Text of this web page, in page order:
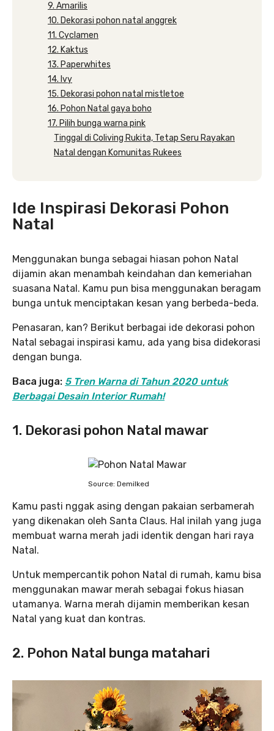
9. Amarilis
10. Dekorasi pohon natal anggrek
11. Cyclamen
12. Kaktus
13. Paperwhites
14. Ivy
15. Dekorasi pohon natal mistletoe
16. Pohon Natal gaya boho
17. Pilih bunga warna pink
Tinggal di Coliving Rukita, Tetap Seru Rayakan
Natal dengan Komunitas Rukees
Ide Inspirasi Dekorasi Pohon
Natal
Menggunakan bunga sebagai hiasan pohon Natal
dijamin akan menambah keindahan dan kemeriahan
suasana Natal. Kamu pun bisa menggunakan beragam
bunga untuk menciptakan kesan yang berbeda-beda.
Penasaran, kan? Berikut berbagai ide dekorasi pohon
Natal sebagai inspirasi kamu, ada yang bisa didekorasi
dengan bunga.
Baca juga: 5 Tren Warna di Tahun 2020 untuk
Berbagai Desain Interior Rumah!
1. Dekorasi pohon Natal mawar
Source: Demilked
Kamu pasti nggak asing dengan pakaian serbamerah
yang dikenakan oleh Santa Claus. Hal inilah yang juga
membuat warna merah jadi identik dengan hari raya
Natal.
Untuk mempercantik pohon Natal di rumah, kamu bisa
menggunakan mawar merah sebagai fokus hiasan
utamanya. Warna merah dijamin memberikan kesan
Natal yang kuat dan kontras.
2. Pohon Natal bunga matahari